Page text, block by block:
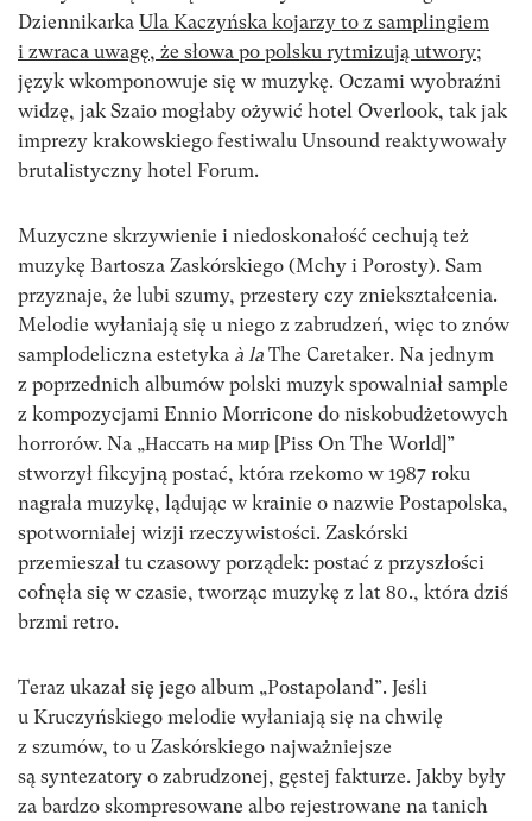
Dziennikarka Ula Kaczyńska kojarzy to z samplingiem
i zwraca uwagę, że słowa po polsku rytmizują utwory;
język wkomponowuje się w muzykę. Oczami wyobraźni
widzę, jak Szaio mogłaby ożywić hotel Overlook, tak jak
imprezy krakowskiego festiwalu Unsound reaktywowały
brutalistyczny hotel Forum.
Muzyczne skrzywienie i niedoskonałość cechują też
muzykę Bartosza Zaskórskiego (Mchy i Porosty). Sam
przyznaje, że lubi szumy, przestery czy zniekształcenia.
Melodie wyłaniają się u niego z zabrudzeń, więc to znów
samplodeliczna estetyka à la The Caretaker. Na jednym
z poprzednich albumów polski muzyk spowalniał sample
z kompozycjami Ennio Morricone do niskobudżetowych
horrorów. Na „Нассать на мир [Piss On The World]”
stworzył fikcyjną postać, która rzekomo w 1987 roku
nagrała muzykę, lądując w krainie o nazwie Postapolska,
spotworniałej wizji rzeczywistości. Zaskórski
przemieszał tu czasowy porządek: postać z przyszłości
cofnęła się w czasie, tworząc muzykę z lat 80., która dziś
brzmi retro.
Teraz ukazał się jego album „Postapoland”. Jeśli
u Kruczyńskiego melodie wyłaniają się na chwilę
z szumów, to u Zaskórskiego najważniejsze
są syntezatory o zabrudzonej, gęstej fakturze. Jakby były
za bardzo skompresowane albo rejestrowane na tanich